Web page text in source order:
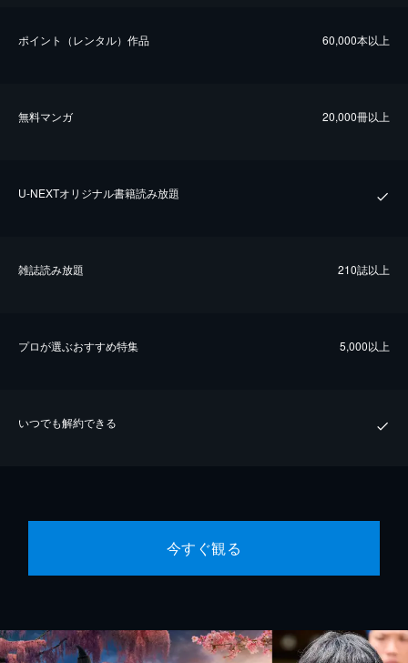
ポイント（レンタル）作品 60,000本以上
無料マンガ 20,000冊以上
U-NEXTオリジナル書籍読み放題
雑誌読み放題 210誌以上
プロが選ぶおすすめ特集 5,000以上
いつでも解約できる
今すぐ観る